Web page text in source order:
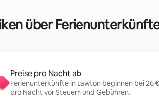
über
Preise pro Nacht ab
Ferienunterkünfte in Lawton beginnen bei 26 €
pro Nacht vor Steuern und Gebühren.